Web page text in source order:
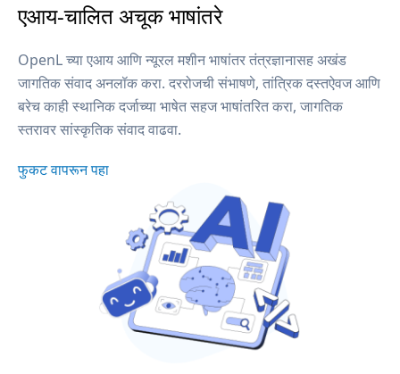
एआय-चालित अचूक भाषांतरे
OpenL च्या एआय आणि न्यूरल मशीन भाषांतर तंत्रज्ञानासह अखंड
जागतिक संवाद अनलॉक करा. दररोजची संभाषणे, तांत्रिक दस्तऐवज आणि
बरेच काही स्थानिक दर्जाच्या भाषेत सहज भाषांतरित करा, जागतिक
स्तरावर सांस्कृतिक संवाद वाढवा.
फुकट वापरून पहा